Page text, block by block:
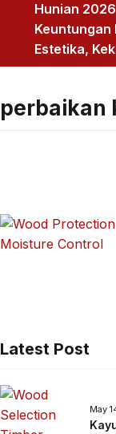
Hunian 2026
Keuntungan
Estetika,
perbaikan
Latest Post
May